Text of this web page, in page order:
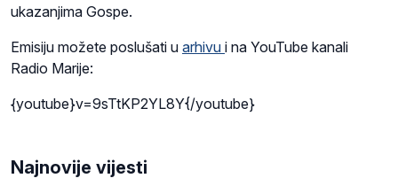
ukazanjima Gospe.
Emisiju možete poslušati u arhivu i na YouTube kanali
Radio Marije:
{youtube}v=9sTtKP2YL8Y{/youtube}
Najnovije vijesti